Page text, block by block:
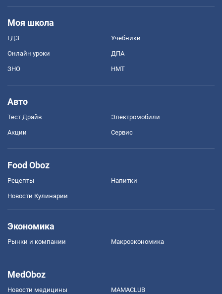
Моя школа
ГДЗ Учебники
Онлайн уроки ДПА
ЗНО НМТ
Авто
Тест Драйв Электромобили
Акции Сервис
Food Oboz
Рецепты Напитки
Новости Кулинарии
Экономика
Рынки и компании Mакроэкономика
MedOboz
Новости медицины MAMACLUB